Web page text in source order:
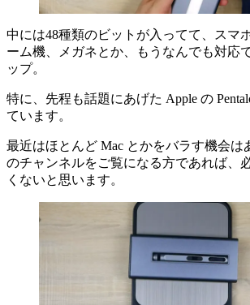
中には48種類のビットが入ってて、スマ
ーム機、メガネとか、もうなんでも対応
ップ。
特に、先程も話題にあげた Apple の
ています。
最近はほとんど Mac とかをバラす機会は
のチャンネルをご覧になる方であれば、
くないと思います。